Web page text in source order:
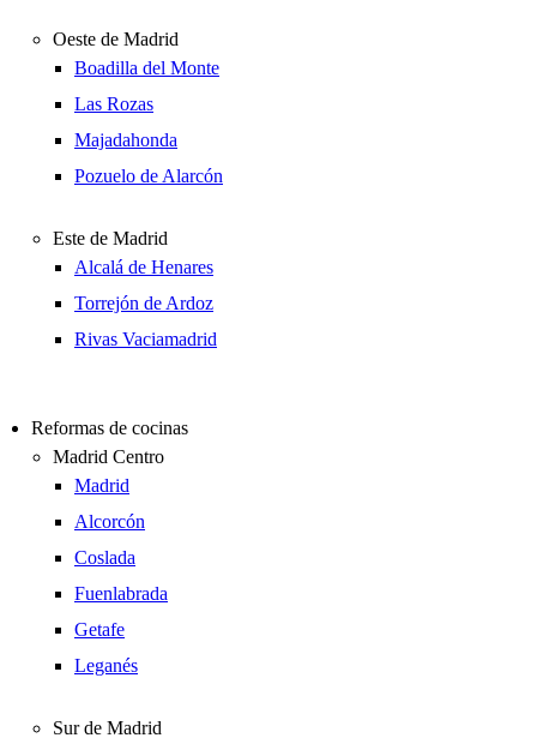
Oeste de Madrid
Boadilla del Monte
Las Rozas
Majadahonda
Pozuelo de Alarcón
Este de Madrid
Alcalá de Henares
Torrejón de Ardoz
Rivas Vaciamadrid
Reformas de cocinas
Madrid Centro
Madrid
Alcorcón
Coslada
Fuenlabrada
Getafe
Leganés
Sur de Madrid